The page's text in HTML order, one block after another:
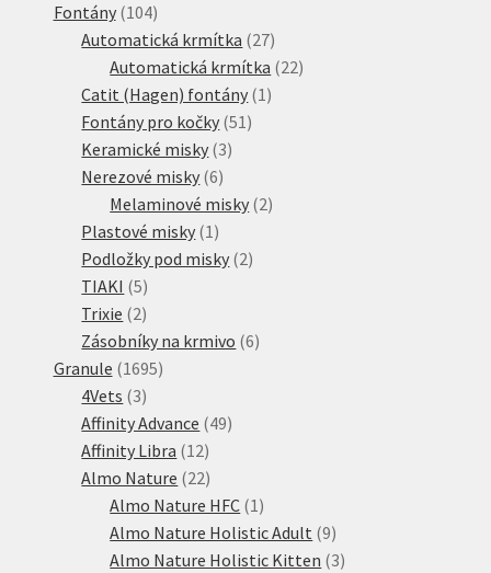
Fontány 104104
produktů
Automatická krmítka 2727
produktů
Automatická krmítka 2222
Catit (Hagen) fontány 11
Fontány pro kočky 5151
Keramické misky 33
Nerezové misky 66
produktů
Melaminové misky 22
Plastové misky 11
produkt
Podložky pod misky 22
TIAKI 55
produktů
Trixie 22
produkty
Zásobníky na krmivo 66
Granule 16951695
4Vets 33
produkty
Affinity Advance 4949
Affinity Libra 1212
produktů
Almo Nature 2222
produktů
Almo Nature HFC 11
produkt
Almo Nature Holistic Adult 99
produktů
Almo Nature Holistic Kitten 33